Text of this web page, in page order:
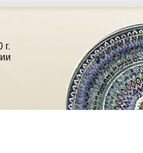
г.